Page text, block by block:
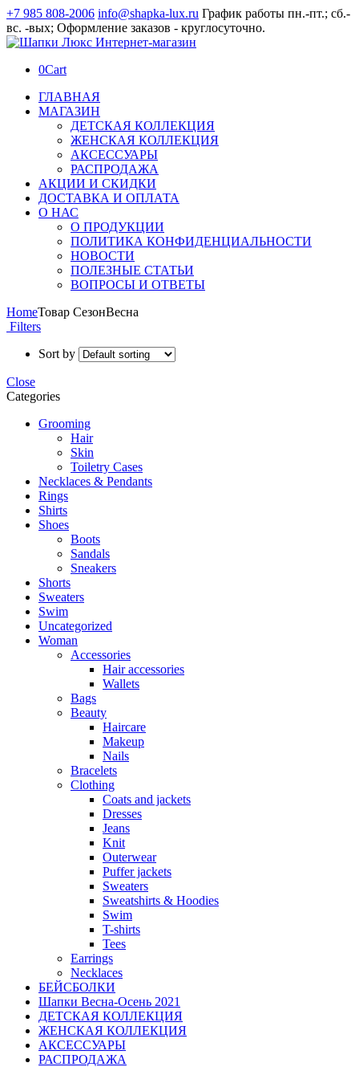
+7 985 808-2006 info@shapka-lux.ru График работы пн.-пт.; сб.-
вс. -вых; Оформление заказов - круглосуточно.
0Cart
ГЛАВНАЯ
МАГАЗИН
ДЕТСКАЯ КОЛЛЕКЦИЯ
ЖЕНСКАЯ КОЛЛЕКЦИЯ
АКСЕССУАРЫ
РАСПРОДАЖА
АКЦИИ И СКИДКИ
ДОСТАВКА И ОПЛАТА
О НАС
О ПРОДУКЦИИ
ПОЛИТИКА КОНФИДЕНЦИАЛЬНОСТИ
НОВОСТИ
ПОЛЕЗНЫЕ СТАТЬИ
ВОПРОСЫ И ОТВЕТЫ
HomeТовар СезонВесна
Filters
Sort by
Close
Categories
Grooming
Hair
Skin
Toiletry Cases
Necklaces & Pendants
Rings
Shirts
Shoes
Boots
Sandals
Sneakers
Shorts
Sweaters
Swim
Uncategorized
Woman
Accessories
Hair accessories
Wallets
Bags
Beauty
Haircare
Makeup
Nails
Bracelets
Clothing
Coats and jackets
Dresses
Jeans
Knit
Outerwear
Puffer jackets
Sweaters
Sweatshirts & Hoodies
Swim
T-shirts
Tees
Earrings
Necklaces
БЕЙСБОЛКИ
Шапки Весна-Осень 2021
ДЕТСКАЯ КОЛЛЕКЦИЯ
ЖЕНСКАЯ КОЛЛЕКЦИЯ
АКСЕССУАРЫ
РАСПРОДАЖА